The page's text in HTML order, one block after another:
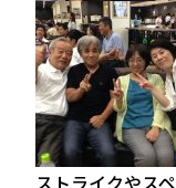
ストライクやス